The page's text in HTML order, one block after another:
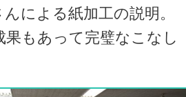
による紙加工の説明。
果もあって完璧なこなし